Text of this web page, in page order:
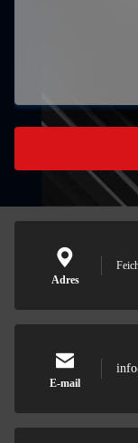
Adres
E-mail